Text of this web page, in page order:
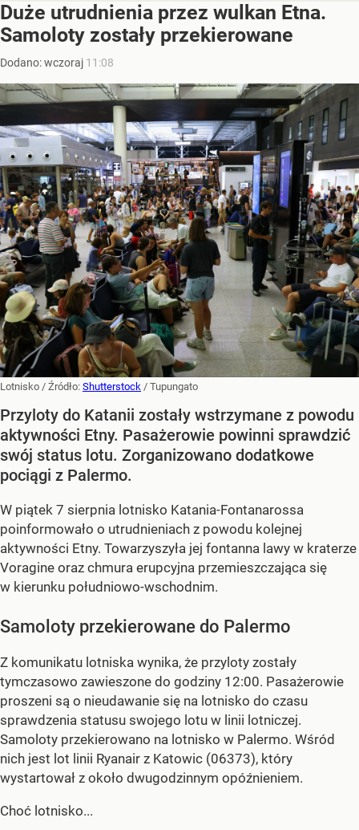
Duże utrudnienia przez wulkan Etna.
Samoloty zostały przekierowane
Dodano:wczoraj 11:08
Lotnisko / Źródło: Shutterstock / Tupungato
Przyloty do Katanii zostały wstrzymane z powodu
aktywności Etny. Pasażerowie powinni sprawdzić
swój status lotu. Zorganizowano dodatkowe
pociągi z Palermo.
W piątek 7 sierpnia lotnisko Katania-Fontanarossa
poinformowało o utrudnieniach z powodu kolejnej
aktywności Etny. Towarzyszyła jej fontanna lawy w kraterze
Voragine oraz chmura erupcyjna przemieszczająca się
w kierunku południowo-wschodnim.
Samoloty przekierowane do Palermo
Z komunikatu lotniska wynika, że przyloty zostały
tymczasowo zawieszone do godziny 12:00. Pasażerowie
proszeni są o nieudawanie się na lotnisko do czasu
sprawdzenia statusu swojego lotu w linii lotniczej.
Samoloty przekierowano na lotnisko w Palermo. Wśród
nich jest lot linii Ryanair z Katowic (06373), który
wystartował z około dwugodzinnym opóźnieniem.
Choć lotnisko...